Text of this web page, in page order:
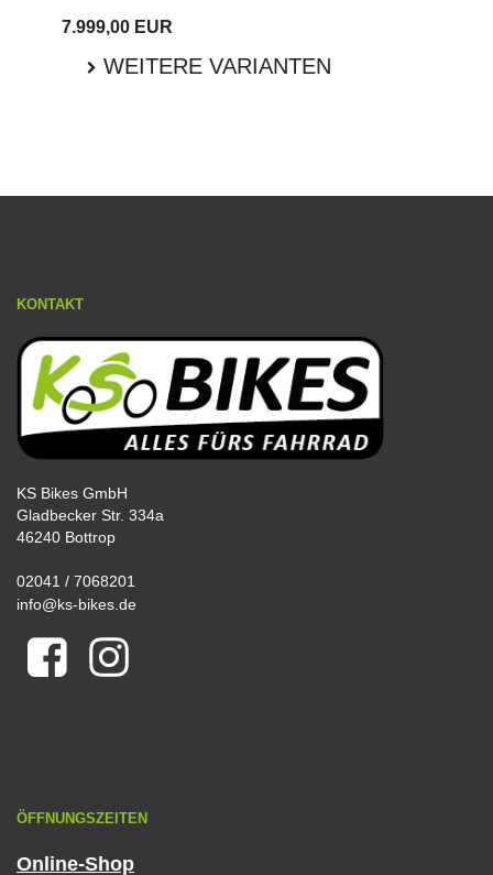
7.999,00 EUR
WEITERE VARIANTEN
KONTAKT
KS Bikes GmbH
Gladbecker Str. 334a
46240 Bottrop
02041 / 7068201
info@ks-bikes.de
ÖFFNUNGSZEITEN
Online-Shop